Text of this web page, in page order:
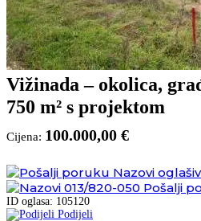
Vižinada – okolica,
750 m² s projektom
Cijena: 100.000,00 €
Nazovi
013/820-050 Pošalji
ID oglasa: 105120
Podijeli